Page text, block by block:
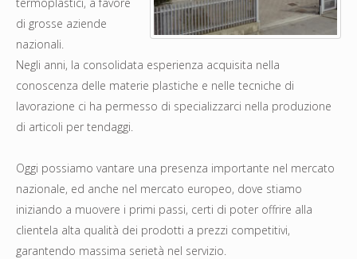
di grosse aziende
nazionali.
Negli anni, la consolidata esperienza acquisita nella
conoscenza delle materie plastiche e nelle tecniche di
lavorazione ci ha permesso di specializzarci nella produzione
di articoli per tendaggi.
Oggi possiamo vantare una presenza importante nel mercato
nazionale, ed anche nel mercato europeo, dove stiamo
iniziando a muovere i primi passi, certi di poter offrire alla
clientela alta qualità dei prodotti a prezzi competitivi,
garantendo massima serietà nel servizio.